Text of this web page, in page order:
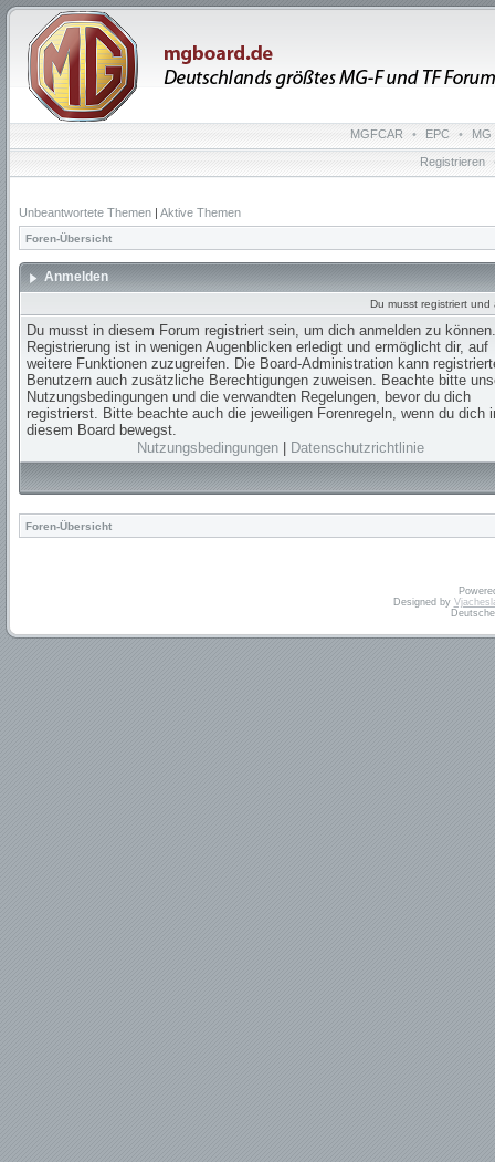
MGFCAR • EPC • MG
Registrieren
Unbeantwortete Themen | Aktive Themen
Foren-Übersicht
Anmelden
Du musst registriert
Du musst in diesem Forum registriert sein, um dich anmelden zu
Registrierung ist in wenigen Augenblicken erledigt und ermöglicht dir, auf
weitere Funktionen zuzugreifen. Die Board-Administration kann
Benutzern auch zusätzliche Berechtigungen zuweisen. Beachte bitte
Nutzungsbedingungen und die verwandten Regelungen, bevor du dich
registrierst. Bitte beachte auch die jeweiligen Forenregeln, wenn du dich
diesem Board bewegst.
Nutzungsbedingungen
Datenschutzrichtlinie
Foren-Übersicht
Designed by